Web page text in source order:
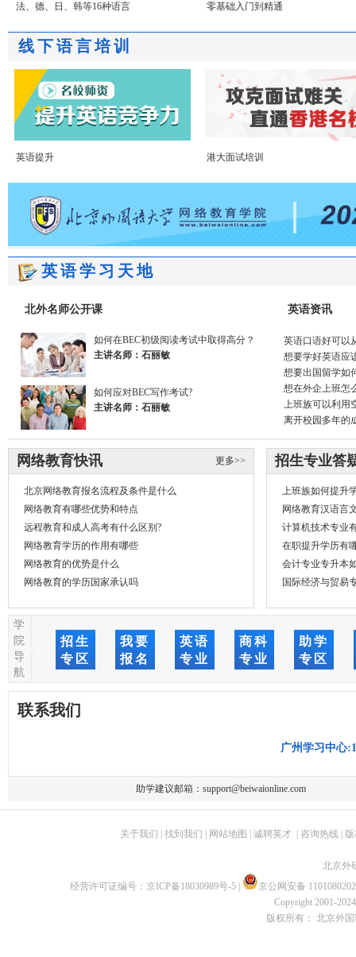
法、德、日、韩等16种语言 零基础入门到精通
线下语言培训
英语提升 港大面试培训
英语学习天地
北外名师公开课
如何在BEC初级阅读考试中取得高分？
主讲名师：石丽敏
如何应对BEC写作考试?
主讲名师：石丽敏
英语资讯
英语口语好可以
想要学好英语应
想要出国留学如
想在外企上班怎
上班族可以利用
离开校园多年的
更多>>
网络教育快讯
北京网络教育报名流程及条件是什么
网络教育有哪些优势和特点
远程教育和成人高考有什么区别?
网络教育学历的作用有哪些
网络教育的优势是什么
网络教育的学历国家承认吗
招生专业答
上班族如何提升
网络教育汉语言
计算机技术专业
在职提升学历有
会计专业专升本
国际经济与贸易
学
院
导
航
招生
专区
我要
报名
英语
专业
商科
专业
助学
专区
联系我们
广州学习中心
助学建议邮箱： support@beiwaionline.com
关于我们 找到我们 网站地图 诚聘英才| 咨询热线|
北京外
经营许可证编号： 京ICP备18030989号-5
京公网安备
Copyright 2001-
版权所有： 北京外